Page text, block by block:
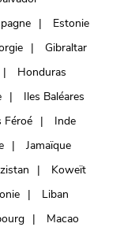
Estonie
Gibraltar
Honduras
Iles Baléares
Féroé
Inde
Jamaïque
Koweït
Liban
Macao